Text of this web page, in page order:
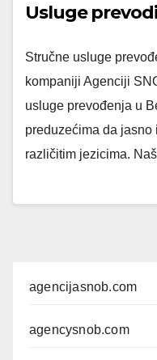
Usluge
Stručne usluge
kompaniji Agenciji
usluge prevođenja u
preduzećima da
različitim jezicima.
agencijasnob.com
agencysnob.com